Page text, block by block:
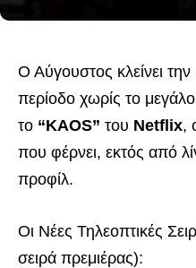
Ο Αύγουστος κλείνει την
περίοδο χωρίς το
το “KAOS” του Netflix,
που φέρνει, εκτός από
προφίλ.
Οι Νέες Τηλεοπτικές
σειρά πρεμιέρας):